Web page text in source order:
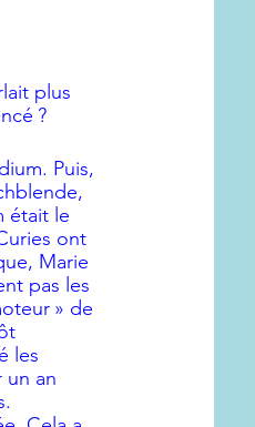
plus
?
Puis,
était le
ont
Marie
pas les
» de
les
un an